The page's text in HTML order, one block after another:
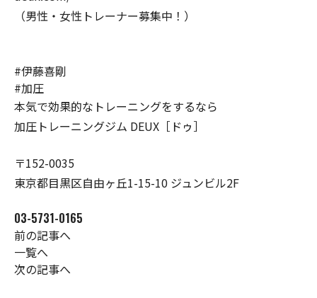
（男性・女性トレーナー募集中！）
#伊藤喜剛
#加圧
本気で効果的なトレーニングをするなら
加圧トレーニングジム DEUX［ドゥ］
〒152-0035
東京都目黒区自由ヶ丘1-15-10 ジュンビル2F
03-5731-0165
前の記事へ
一覧へ
次の記事へ